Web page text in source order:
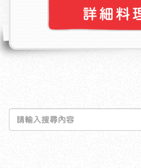
詳細料
詳細料
詳細料
詳細料
詳細料
詳細料
詳細料